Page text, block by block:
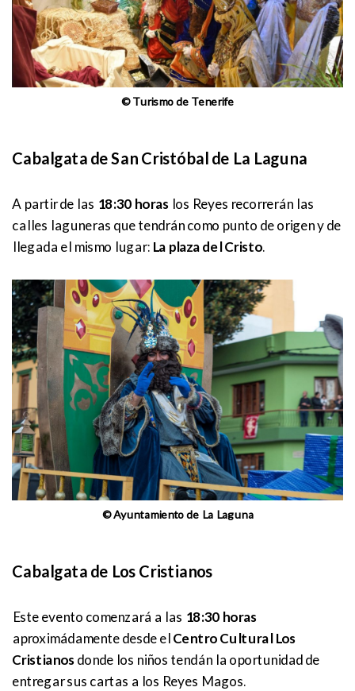
© Turismo de Tenerife
Cabalgata de San Cristóbal de La Laguna
A partir de las 18:30 horas los Reyes recorrerán las
calles laguneras que tendrán como punto de origen y de
llegada el mismo lugar: La plaza del Cristo.
© Ayuntamiento de La Laguna
Cabalgata de Los Cristianos
Este evento comenzará a las 18:30 horas
aproximádamente desde elCentro Cultural Los
Cristianosdonde los niños tendán la oportunidad de
entregar sus cartas a los Reyes Magos.